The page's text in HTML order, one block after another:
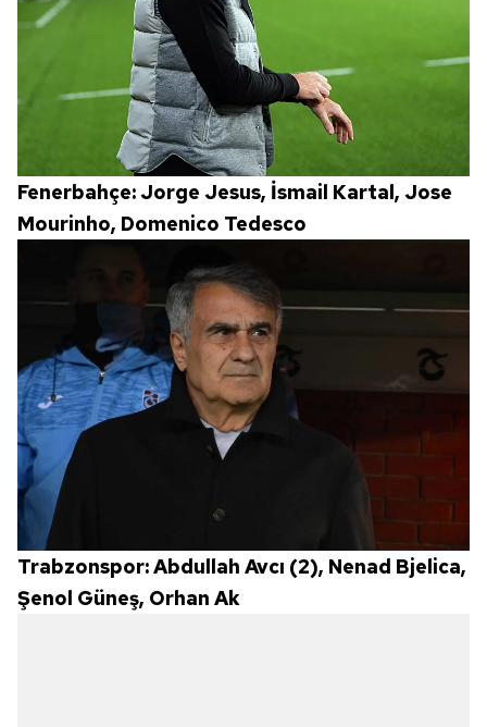
Fenerbahçe:Jorge Jesus, İsmail Kartal, Jose
Mourinho, Domenico Tedesco
Trabzonspor:Abdullah Avcı (2), Nenad Bjelica,
Şenol Güneş, Orhan Ak